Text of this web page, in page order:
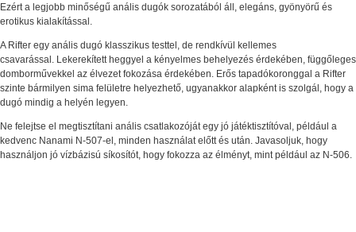
Ezért a legjobb minőségű anális dugók sorozatából áll, elegáns, gyönyörű és
erotikus kialakítással.
A Rifter egy anális dugó klasszikus testtel, de rendkívül kellemes
csavarással. Lekerekített heggyel a kényelmes behelyezés érdekében, függőleges
domborművekkel az élvezet fokozása érdekében. Erős tapadókoronggal a Rifter
szinte bármilyen sima felületre helyezhető, ugyanakkor alapként is szolgál, hogy a
dugó mindig a helyén legyen.
Ne felejtse el megtisztítani anális csatlakozóját egy jó játéktisztítóval, például a
kedvenc Nanami N-507-el, minden használat előtt és után. Javasoljuk, hogy
használjon jó vízbázisú síkosítót, hogy fokozza az élményt, mint például az N-506.